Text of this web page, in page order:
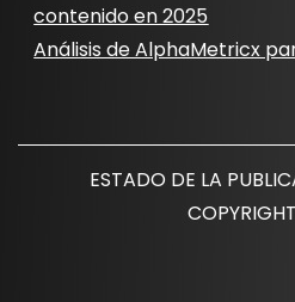
contenido en 2025
Análisis de AlphaMetricx
ESTADO DE LA